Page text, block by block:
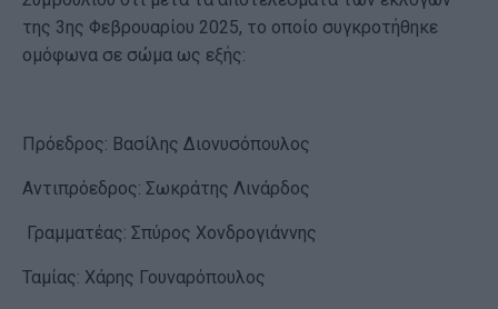
της 3ης Φεβρουαρίου 2025, το οποίο συγκροτήθηκε
ομόφωνα σε σώμα ως εξής:
Πρόεδρος: Βασίλης Διονυσόπουλος
Αντιπρόεδρος: Σωκράτης Λινάρδος
Γραμματέας: Σπύρος Χονδρογιάννης
Ταμίας: Χάρης Γουναρόπουλος